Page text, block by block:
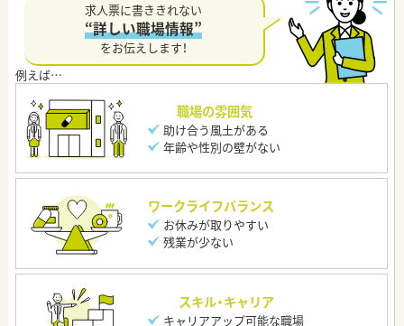
求人票に書ききれない
“詳しい職場情報”
をお伝えします！
職場の雰囲気
助け合う風土がある
年齢や性別の壁がない
ワークライフバランス
お休みが取りやすい
残業が少ない
スキル・キャリア
キャリアアップ可能な職場